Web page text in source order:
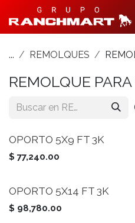
Ir al contenido
... REMOLQUES
REMOLQUE
OPORTO 5X9 FT 3K
$ 77,240.00
OPORTO 5X14 FT 3K
$ 98,780.00